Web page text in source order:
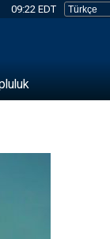
09:22 EDT